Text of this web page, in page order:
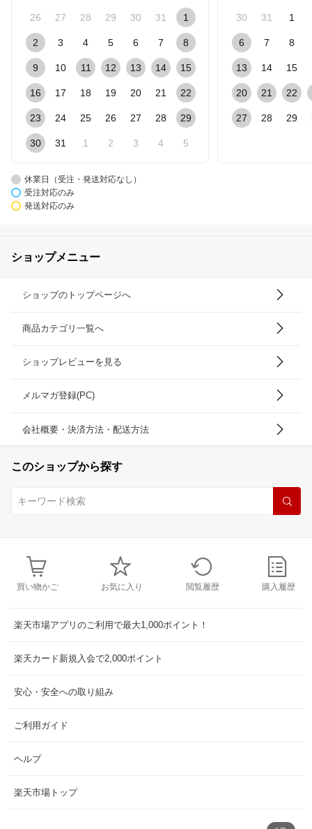
26 27 28 29 30 31 1
2 3 4 5 6 7 8
9 10 11 12 13 14 15
16 17 18 19 20 21 22
23 24 25 26 27 28 29
30 31 1 2 3 4 5
30 31 1
6 7 8
13 14 15
20 21 22
27 28 29
休業日（受注・発送対応なし）
受注対応のみ
発送対応のみ
ショップメニュー
ショップのトップページへ
商品カテゴリ一覧へ
ショップレビューを見る
メルマガ登録(PC)
会社概要・決済方法・配送方法
このショップから探す
買い物かご お気に入り 閲覧履歴 購入履歴
楽天市場アプリのご利用で最大1,000ポイント！
楽天カード新規入会で2,000ポイント
安心・安全への取り組み
ご利用ガイド
ヘルプ
楽天市場トップ